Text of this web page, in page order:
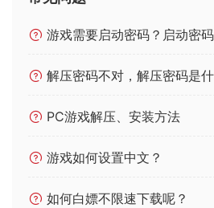
游戏需要启动密码？启动密
解压密码不对，解压密码是
PC游戏解压、安装方法
游戏如何设置中文？
如何白嫖不限速下载呢？